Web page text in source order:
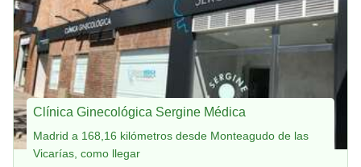
Clínica Ginecológica Sergine Médica
Madrid a 168,16 kilómetros desde Monteagudo de las
Vicarías, como llegar